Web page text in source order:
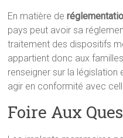
En matière de
pays peut avoir sa
traitement des dispositifs
appartient donc aux
renseigner sur la législation
agir en conformité avec
Foire Aux